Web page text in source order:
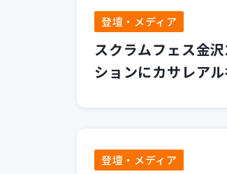
登壇・メディア
スクラムフェス金
ションにカサレア
登壇・メディア